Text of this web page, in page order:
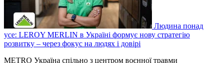
Людина понад
усе: LEROY MERLIN в Україні формує нову стратегію
розвитку – через фокус на людях і довірі
METRO Україна спільно з центром воєнної травми